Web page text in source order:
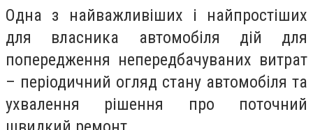
Одна з найважливіших і найпростіших
для власника автомобіля дій для
попередження непередбачуваних витрат
– періодичний огляд стану автомобіля та
ухвалення рішення про поточний